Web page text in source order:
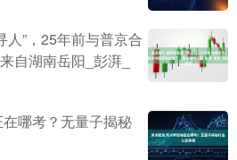
人”，25年前与普京合
自湖南岳阳_彭湃_
哪考？无量子揭秘